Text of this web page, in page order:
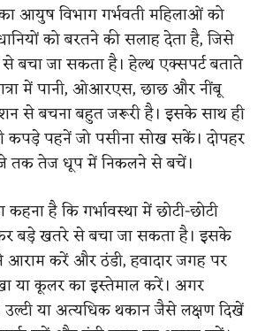
आयुष विभाग गर्भवती महिलाओं को
को बरतने की सलाह देता है, जिसे
बचा जा सकता है। हेल्थ एक्सपर्ट बताते
में पानी, ओआरएस, छाछ और नींबू
से बचना बहुत जरूरी है। इसके साथ ही
पहनें जो पसीना सोख सकें। दोपहर
तक तेज धूप में निकलने से बचें।
कहना है कि गर्भावस्था में छोटी-छोटी
बड़े खतरे से बचा जा सकता है। इसके
करें और ठंडी, हवादार जगह पर
या कूलर का इस्तेमाल करें। अगर
उल्टी या अत्यधिक थकान जैसे लक्षण दिखें